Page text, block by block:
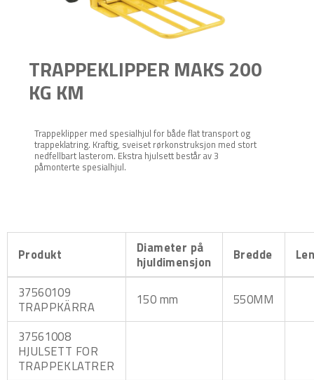
TRAPPEKLIPPER MAKS 200
KG KM
Trappeklipper med spesialhjul for både flat transport og
trappeklatring. Kraftig, sveiset rørkonstruksjon med stort
nedfellbart lasterom. Ekstra hjulsett består av 3
påmonterte spesialhjul.
Produkt
Diameter på
hjuldimensjon
Bredde
37560109
TRAPPKÄRRA
150 mm 550MM
37561008
HJULSETT FOR
TRAPPEKLATRER